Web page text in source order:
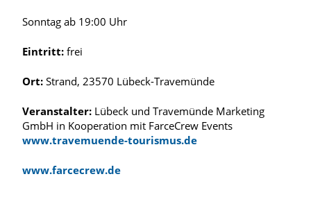
Sonntag ab 19:00 Uhr
Eintritt: frei
Ort: Strand, 23570 Lübeck-Travemünde
Veranstalter: Lübeck und Travemünde Marketing
GmbH in Kooperation mit FarceCrew Events
www.travemuende-tourismus.de
www.farcecrew.de